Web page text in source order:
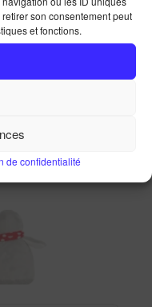
son consentement peut
et fonctions.
de confidentialité
Gris/Blanc